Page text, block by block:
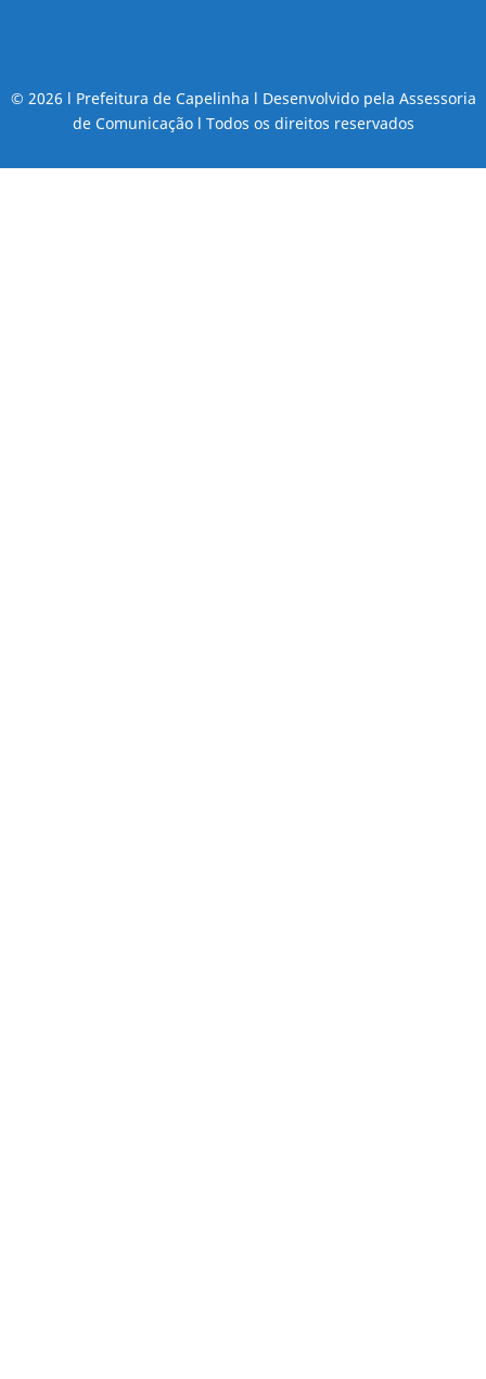
© 2026 l Prefeitura de Capelinha l Desenvolvido pela Assessoria
de Comunicação l Todos os direitos reservados